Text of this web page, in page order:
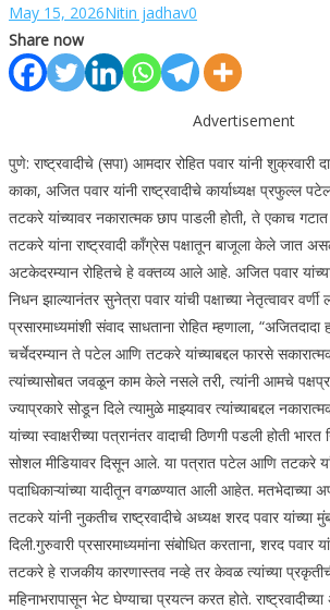
May 15, 2026Nitin jadhav0
Share now
Advertisement
पुणे: राष्ट्रवादीचे (सपा) आमदार रोहित पवार यांनी शुक्रवारी
काका, अजित पवार यांनी राष्ट्रवादीचे कार्याध्यक्ष प्रफुल्ल
तटकरे यांच्यावर नकारात्मक छाप पाडली होती, ते एकाच
तटकरे यांना राष्ट्रवादी काँग्रेस पक्षातून बाजूला केले जात
अटकेदरम्यान रोहितचे हे वक्तव्य आले आहे. अजित पवार
निधन झाल्यानंतर सुनेत्रा पवार यांची पक्षाच्या नेतृत्वावर वर्णी
प्रसारमाध्यमांशी संवाद साधताना रोहित म्हणाला,
चर्चेदरम्यान ते पटेल आणि तटकरे यांच्याबद्दल फारसे
त्यांच्यासोबत जवळून काम केले नसले तरी, त्यांनी आमचे
ज्याप्रकारे सोडून दिले त्यामुळे माझ्यावर त्यांच्याबद्दल
यांच्या स्वाक्षरीच्या पत्रानंतर वादाची ठिणगी पडली होतीभारत
सोशल मीडियावर दिसून आले. या पत्रात पटेल आणि तटकरे
पदाधिकाऱ्यांच्या यादीतून वगळण्यात आली आहेत. मतभेदाच्या
तटकरे यांनी नुकतीच राष्ट्रवादीचे अध्यक्ष शरद पवार यांच्या
दिली.गुरुवारी प्रसारमाध्यमांना संबोधित करताना, शरद पवार
तटकरे हे राजकीय कारणास्तव नव्हे तर केवळ त्यांच्या
महिनाभरापासून भेट घेण्याचा प्रयत्न करत होते.